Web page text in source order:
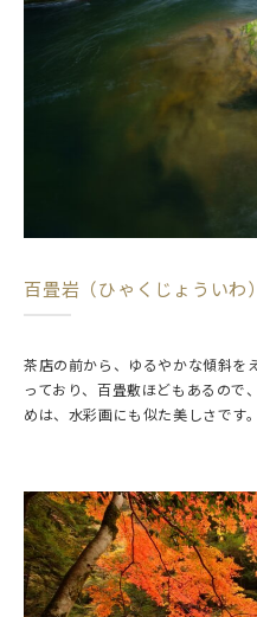
百畳岩（ひゃくじょういわ）
茶店の前から、ゆるやかな傾斜を
っており、百畳敷ほどもあるので
めは、水彩画にも似た美しさです。